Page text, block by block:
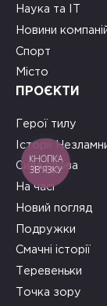
Наука та ІТ
Новини
Спорт
Місто
ПРОЄКТИ
Герої тилу
Історії
Сила слова
На часі
Новий погляд
Подружки
Смачні історії
Теревеньки
Точка зору
КНОПКА
ЗВ'ЯЗКУ